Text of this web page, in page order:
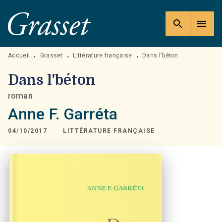
MENU RECHERCHE
PIED DE PAGE
search menu
Accueil • Grasset • Littérature française • Dans l'béton
Dans l'béton
roman
Anne F. Garréta
04/10/2017 LITTÉRATURE FRANÇAISE